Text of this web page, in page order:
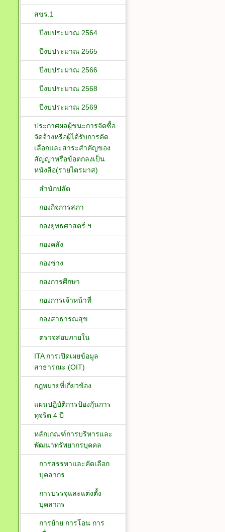
สขร.1
ปีงบประมาณ 2564
ปีงบประมาณ 2565
ปีงบประมาณ 2566
ปีงบประมาณ 2568
ปีงบประมาณ 2569
ประกาศผลผู้ชนะการจัดซื้อ
จัดจ้างหรือผู้ได้รับการคัด
เลือกและสาระสำคัญของ
สัญญาหรือข้อตกลงเป็น
หนังสือ(รายไตรมาส)
สำนักปลัด
กองกิจการสภา
กองยุทธศาสตร์ ฯ
กองคลัง
กองช่าง
กองการศึกษา
กองการเจ้าหน้าที่
กองสาธารณสุข
ตรวจสอบภายใน
ITA การเปิดเผยข้อมูล
สาธารณะ (OIT)
กฎหมายที่เกี่ยวข้อง
แผนปฏิบัติการป้องกัุนการ
ทุจริต 4 ปี
หลักเกณฑ์การบริหารและ
พัฒนาทรัพยากรบุคคล
การสรรหาและคัดเลือก
บุคลากร
การบรรจุและแต่งตั้ง
บุคลากร
การย้าย การโอน การ